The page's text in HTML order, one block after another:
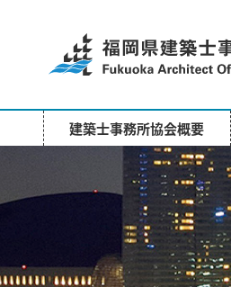
入
つ
建築士事務所協会概要